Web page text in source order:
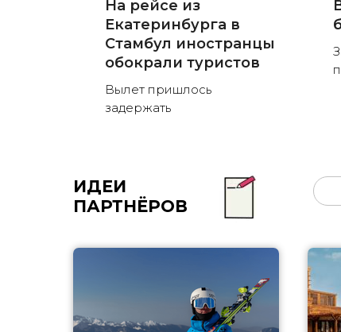
На рейсе из
Екатеринбурга в
Стамбул иностранцы
обокрали туристов
Вылет пришлось
задержать
ИДЕИ
ПАРТНЁРОВ